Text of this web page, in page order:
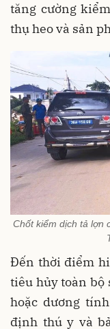
tăng cường
thụ heo và sản
Chốt kiểm dịch tả lợn
Đến thời điểm
tiêu hủy toàn bộ
hoặc dương
định thú y và